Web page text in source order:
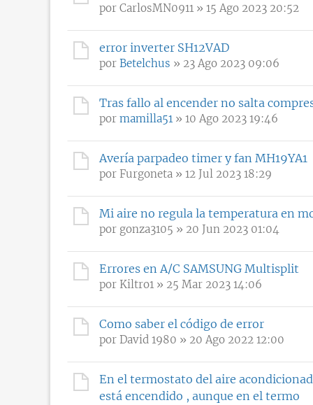
por CarlosMN0911 » 15 Ago 2023 20:52
error inverter SH12VAD
por Betelchus » 23 Ago 2023 09:06
Tras fallo al encender no salta
por mamilla51» 10 Ago 2023 19:46
Avería parpadeo timer y fan MH19YA1
por Furgoneta » 12 Jul 2023 18:29
Mi aire no regula la temperatura en
por gonza3105 » 20 Jun 2023 01:04
Errores en A/C SAMSUNG Multisplit
por Kiltro1 » 25 Mar 2023 14:06
Como saber el código de error
por David 1980 » 20 Ago 2022 12:00
En el termostato del aire
está encendido , aunque en el termo